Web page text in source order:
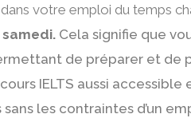
votre emploi du temps
Cela signifie que
de préparer et de
IELTS aussi
les contraintes d’un